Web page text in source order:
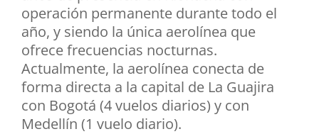
operación permanente durante todo el
año, y siendo la única aerolínea que
ofrece frecuencias nocturnas.
Actualmente, la aerolínea conecta de
forma directa a la capital de La Guajira
con Bogotá (4 vuelos diarios) y con
Medellín (1 vuelo diario).